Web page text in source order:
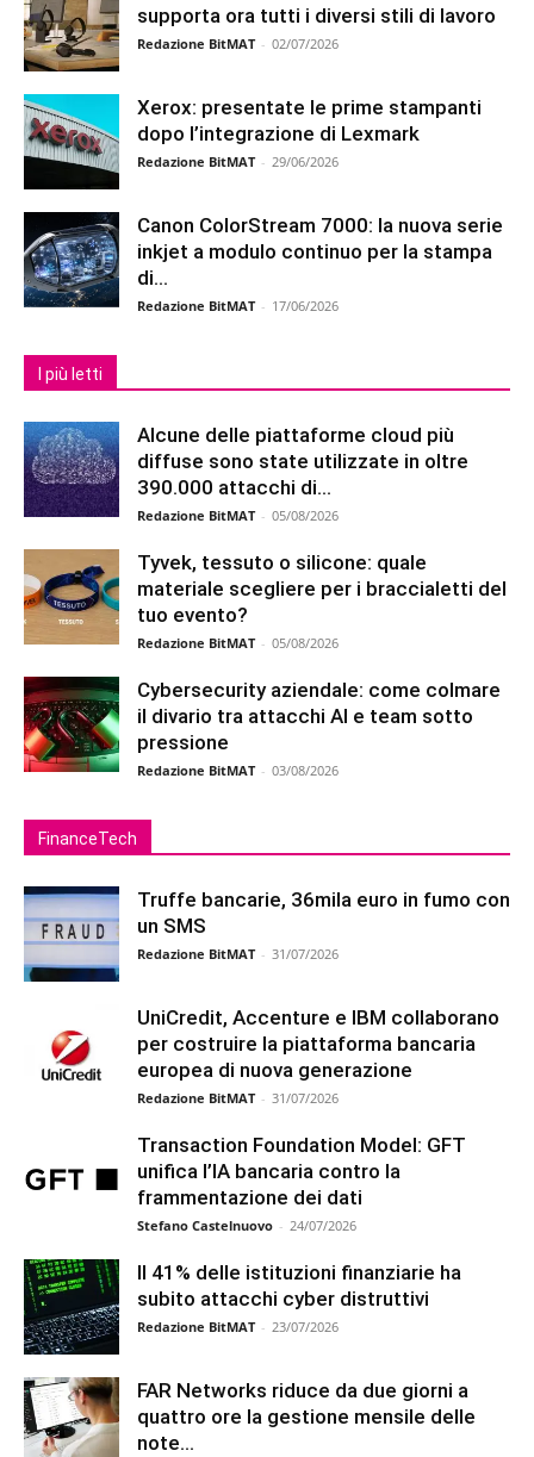
supporta ora tutti i diversi stili di lavoro
Redazione BitMAT - 02/07/2026
Xerox: presentate le prime stampanti
dopo l’integrazione di Lexmark
Redazione BitMAT - 29/06/2026
Canon ColorStream 7000: la nuova serie
inkjet a modulo continuo per la stampa
di...
Redazione BitMAT - 17/06/2026
I più letti
Alcune delle piattaforme cloud più
diffuse sono state utilizzate in oltre
390.000 attacchi di...
Redazione BitMAT - 05/08/2026
Tyvek, tessuto o silicone: quale
materiale scegliere per i braccialetti del
tuo evento?
Redazione BitMAT - 05/08/2026
Cybersecurity aziendale: come colmare
il divario tra attacchi AI e team sotto
pressione
Redazione BitMAT - 03/08/2026
FinanceTech
Truffe bancarie, 36mila euro in fumo con
un SMS
Redazione BitMAT - 31/07/2026
UniCredit, Accenture e IBM collaborano
per costruire la piattaforma bancaria
europea di nuova generazione
Redazione BitMAT - 31/07/2026
Transaction Foundation Model: GFT
unifica l’IA bancaria contro la
frammentazione dei dati
Stefano Castelnuovo - 24/07/2026
Il 41% delle istituzioni finanziarie ha
subito attacchi cyber distruttivi
Redazione BitMAT - 23/07/2026
FAR Networks riduce da due giorni a
quattro ore la gestione mensile delle
note...